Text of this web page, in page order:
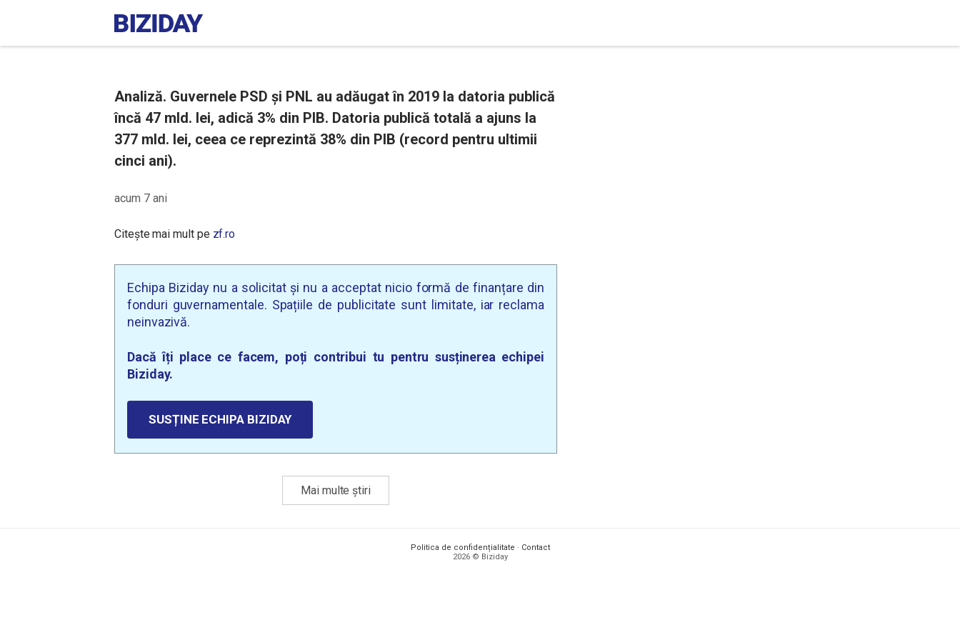
Analiză. Guvernele PSD și PNL au adăugat în 2019 la datoria publică
încă 47 mld. lei, adică 3% din PIB. Datoria publică totală a ajuns la
377 mld. lei, ceea ce reprezintă 38% din PIB (record pentru ultimii
cinci ani).
acum 7 ani
Citește mai mult pe zf.ro
Echipa Biziday nu a solicitat și nu a acceptat nicio formă de finanțare din
fonduri guvernamentale. Spațiile de publicitate sunt limitate, iar reclama
neinvazivă.
Dacă îți place ce facem, poți contribui tu pentru susținerea echipei
Biziday.
SUSȚINE ECHIPA BIZIDAY
Mai multe știri
Politica de confidențialitate · Contact
2026 © Biziday